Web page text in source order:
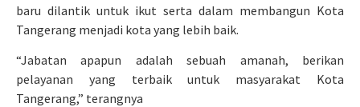
baru dilantik untuk ikut serta dalam membangun Kota
Tangerang menjadi kota yang lebih baik.
“Jabatan apapun adalah sebuah amanah, berikan
pelayanan yang terbaik untuk masyarakat Kota
Tangerang,” terangnya